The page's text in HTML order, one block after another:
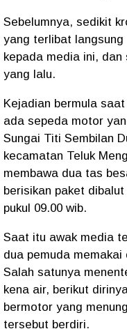
Sebelumnya, sedikit
yang terlibat
kepada media ini, dan
yang lalu.
Kejadian bermula
ada sepeda motor
Sungai Titi Sembilan
kecamatan Teluk
membawa dua tas
berisikan paket
pukul 09.00 wib.
Saat itu awak media
dua pemuda
Salah satunya
kena air, berikut
bermotor yang
tersebut berdiri.